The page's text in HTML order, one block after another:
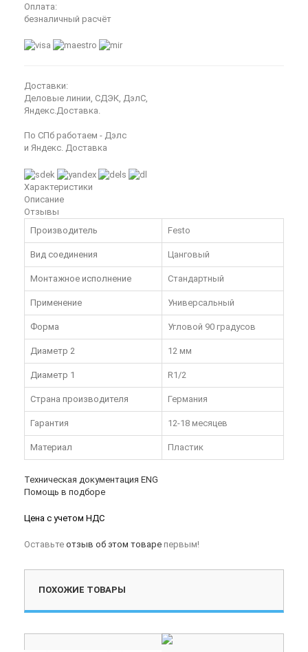
Оплата:
безналичный расчёт
Доставки:
Деловые линии, СДЭК, ДэлС,
Яндекс.Доставка.
По СПб работаем - Дэлс
и Яндекс. Доставка
Характеристики
Описание
Отзывы
Производитель
Festo
Вид соединения Цанговый
Монтажное исполнение Стандартный
Применение Универсальный
Форма Угловой 90 градусов
Диаметр 2 12 мм
Диаметр 1 R1/2
Страна производителя Германия
Гарантия 12-18 месяцев
Материал Пластик
Техническая документация ENG
Помощь в подборе
Цена с учетом НДС
Оставьте отзыв об этом товаре первым!
ПОХОЖИЕ ТОВАРЫ